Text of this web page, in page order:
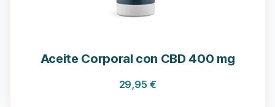
Aceite Corporal con CBD 400 mg
29,95 €